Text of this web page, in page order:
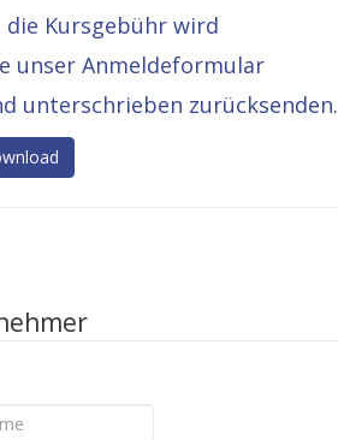
die Kursgebühr wird
unser Anmeldeformular
unterschrieben zurücksenden.